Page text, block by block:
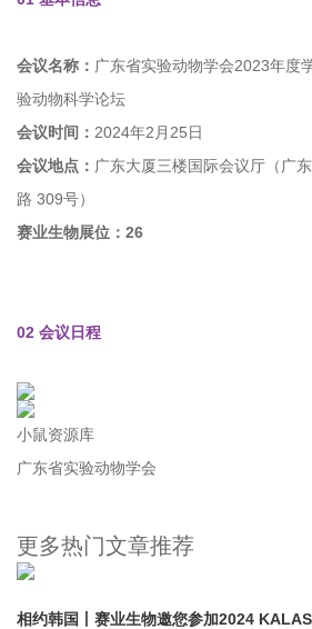
会议名称： 广东省实验动物学会2023年度
验动物科学论坛
会议时间： 2024年2月25日
会议地点： 广东大厦三楼国际会议厅（广
路 309号）
赛业生物展位：26
02 会议日程
小鼠资源库
广东省实验动物学会
更多热门文章推荐
相约韩国丨赛业生物邀您参加2024